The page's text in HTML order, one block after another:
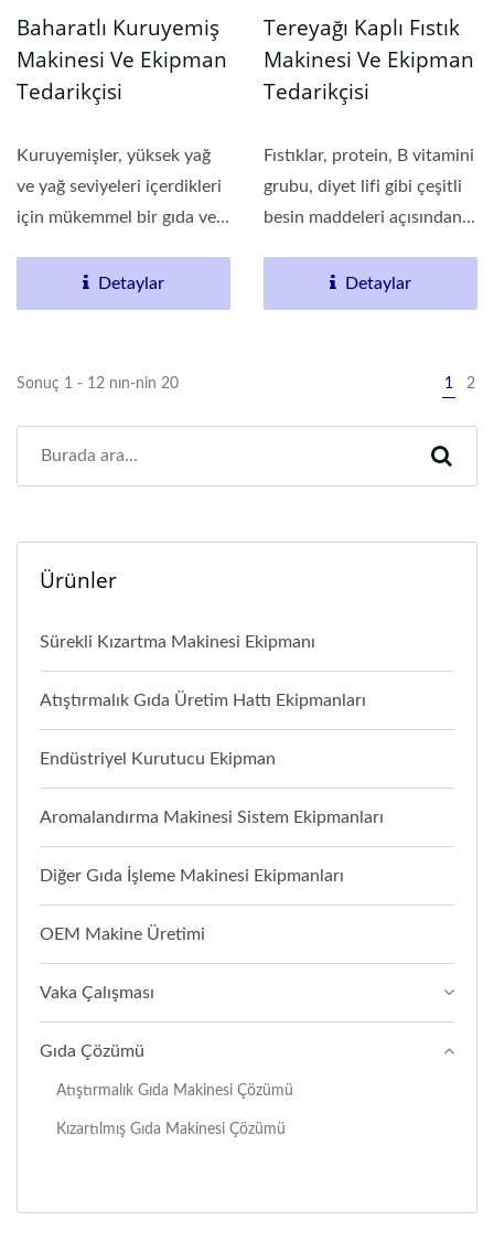
Baharatlı Kuruyemiş
Makinesi Ve Ekipman
Tedarikçisi
Kuruyemişler, yüksek yağ
ve yağ seviyeleri içerdikleri
için mükemmel bir gıda ve
Detaylar
Tereyağı Kaplı Fıstık
Makinesi Ve Ekipman
Tedarikçisi
Fıstıklar, protein, B vitamini
grubu, diyet lifi gibi çeşitli
besin maddeleri açısından...
Detaylar
Sonuç 1 - 12 nın-nin 20 1 2
Ürünler
Sürekli Kızartma Makinesi Ekipmanı
Atıştırmalık Gıda Üretim Hattı Ekipmanları
Endüstriyel Kurutucu Ekipman
Aromalandırma Makinesi Sistem Ekipmanları
Diğer Gıda İşleme Makinesi Ekipmanları
OEM Makine Üretimi
Vaka Çalışması
Gıda Çözümü
Atıştırmalık Gıda Makinesi Çözümü
Kızartılmış Gıda Makinesi Çözümü